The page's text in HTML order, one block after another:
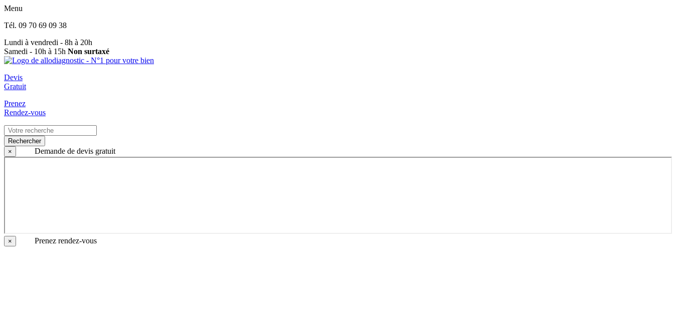
Menu
Tél. 09 70 69 09 38
Lundi à vendredi - 8h à 20h
Samedi - 10h à 15h Non surtaxé
Devis
Gratuit
Prenez
Rendez-vous
Rechercher
×
Demande de devis gratuit
× Prenez rendez-vous